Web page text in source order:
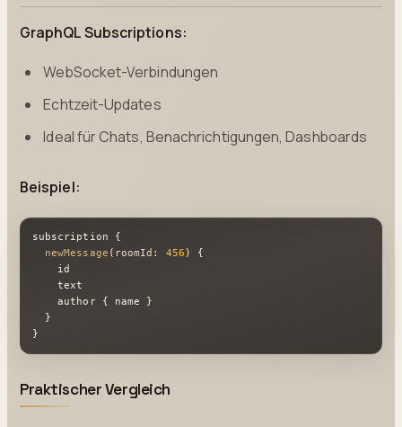
GraphQL Subscriptions:
WebSocket-Verbindungen
Echtzeit-Updates
Ideal für Chats, Benachrichtigungen, Dashboards
Beispiel:
subscription {
newMessage ( roomId: 456 ) {
    id
    text
    author { name }
  }
}
Praktischer Vergleich